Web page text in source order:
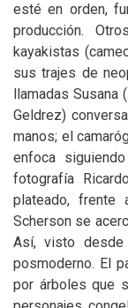
esté en orden,
producción.
kayakistas
sus trajes de
llamadas Susana
Geldrez)
manos; el
enfoca
fotografía
plateado, frente
Scherson se
Así, visto desde
posmoderno. El
por árboles que